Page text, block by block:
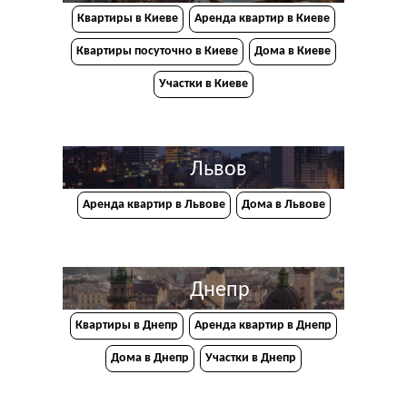
Квартиры в Киеве Аренда квартир в Киеве
Квартиры посуточно в Киеве Дома в Киеве
Участки в Киеве
Львов
Аренда квартир в Львове Дома в Львове
Днепр
Квартиры в Днепр Аренда квартир в Днепр
Дома в Днепр Участки в Днепр